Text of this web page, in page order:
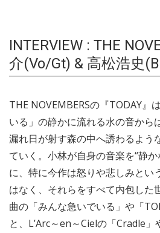
INTERVIEW : THE
介(Vo/Gt) & 高松浩史
THE NOVEMBERSの『TODAY』
いる」の静かに流れる水の音から
漏れ日が射す森の中へ誘わるよう
ていく。小林が自身の音楽を“静
に、特に今作は怒りや悲しみとい
はなく、それらをすべて内包した
曲の「みんな急いでいる」や「
と、L’Arc～en～Cielの「Cradle